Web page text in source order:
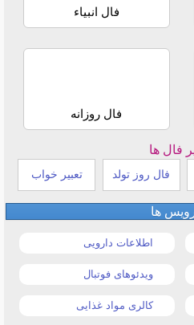
فال انبیاء
فال روزانه
فال ها
فال روز تولد تعبیر خواب
ها
اطلاعات دارویی
ویدئوهای فوتبال
کالری مواد غذایی